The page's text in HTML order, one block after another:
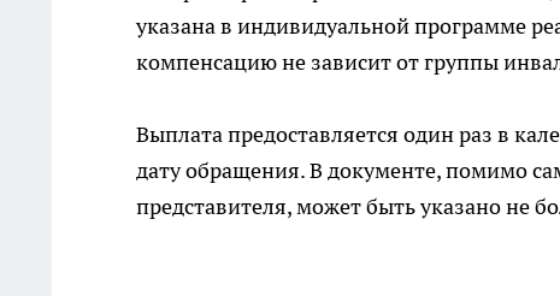
указана в индивидуальной программе
компенсацию не зависит от группы
Выплата предоставляется один раз в
дату обращения. В документе, помимо
представителя, может быть указано не